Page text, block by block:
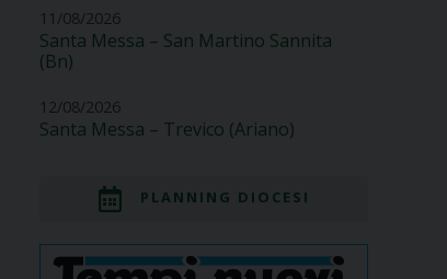
11/08/2026
Santa Messa – San Martino Sannita
(Bn)
12/08/2026
Santa Messa – Trevico (Ariano)
PLANNING DIOCESI